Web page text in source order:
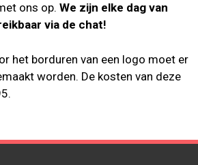
ons op. We zijn elke dag van
via de chat!
het borduren van een logo moet er
worden. De kosten van deze